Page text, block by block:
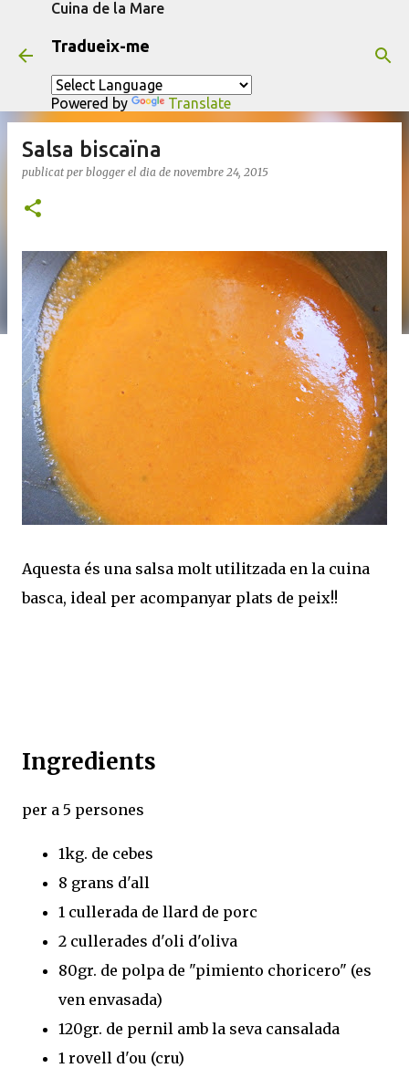
Cuina de la Mare
Tradueix-me
Powered by Translate
Salsa biscaïna
publicat per blogger el dia de novembre 24, 2015
Aquesta és una salsa molt utilitzada en la cuina
basca, ideal per acompanyar plats de peix!!
Ingredients
per a 5 persones
1kg. de cebes
8 grans d'all
1 cullerada de llard de porc
2 cullerades d'oli d'oliva
80gr. de polpa de "pimiento choricero" (es
ven envasada)
120gr. de pernil amb la seva cansalada
1 rovell d'ou (cru)